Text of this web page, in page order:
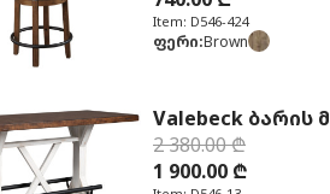
Item: D546-424
ფერი:Brown
Valebeck ბარის
2 380.00 ₾
1 900.00 ₾